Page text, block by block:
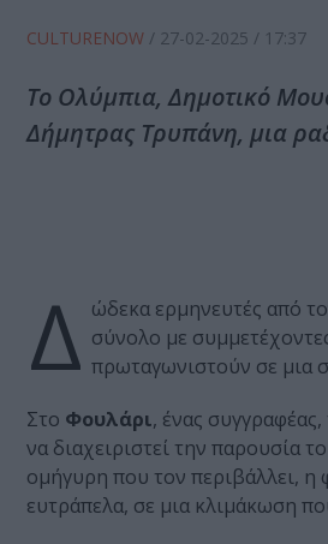
CULTURENOW / 27-02-2025 / 17:37
Το Ολύμπια, Δημοτικό
Δήμητρας Τρυπάνη, μια
Δ ώδεκα ερμηνευτές από
σύνολο με
πρωταγωνιστούν σε μια
Στο Φουλάρι, ένας
να διαχειριστεί την παρουσία
ομήγυρη που τον περιβάλλει, η
ευτράπελα, σε μια κλιμάκωση